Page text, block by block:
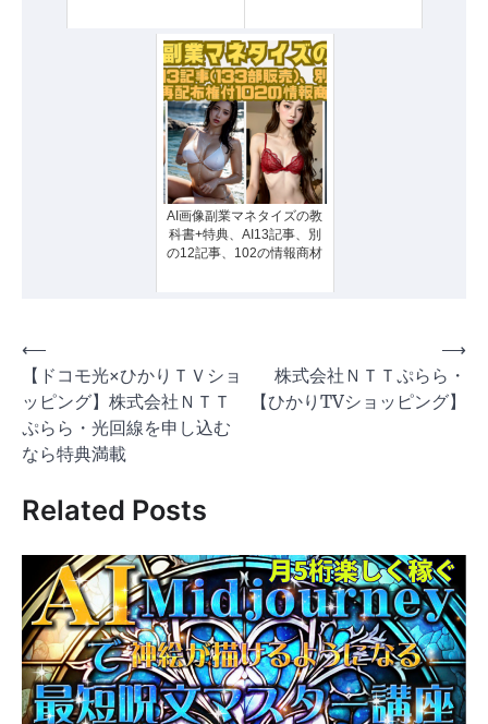
AI画像副業マネタイズの教
科書+特典、AI13記事、別
の12記事、102の情報商材
投
稿
ナ
ビ
ー
シ
ョ
ン
⟵
【ドコモ光×ひかりＴＶショ
ッピング】株式会社ＮＴＴ
ぷらら・光回線を申し込む
なら特典満載
株式会社ＮＴＴぷらら・
【ひかりTVショッピング】
⟶
Related Posts